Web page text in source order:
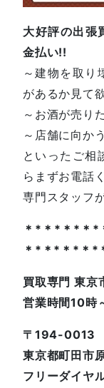
大好評の出張
金払い!!
～建物を取り
があるか見て
～お酒が売り
～店舗に向か
といったご相
らまずお電話
専門スタッフ
＊*＊*＊*＊
＊*＊*＊*＊*
買取専門 東京
営業時間10時
〒194-0013
東京都町田市
フリーダイ